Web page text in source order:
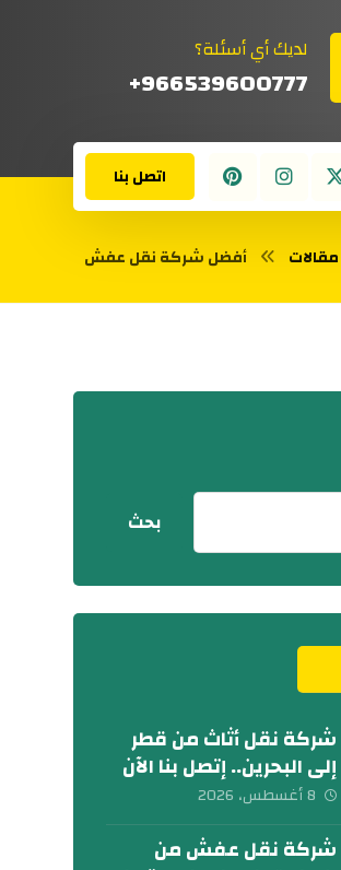
لديك أي أسئلة؟
966539600777+
اتصل بنا
مقالات أفضل شركة نقل عفش
شركة نقل أثاث من قطر
إلى البحرين.. إتصل بنا الآن
8 أغسطس، 2026
شركة نقل عفش من